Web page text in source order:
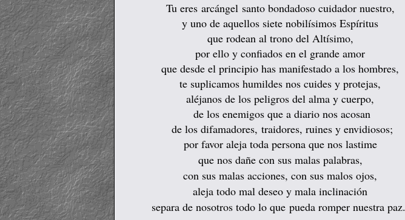
Tu eres arcángel santo bondadoso cuidador nuestro,
y uno de aquellos siete nobilísimos Espíritus
que rodean al trono del Altísimo,
por ello y confiados en el grande amor
que desde el principio has manifestado a los hombres,
te suplicamos humildes nos cuides y protejas,
aléjanos de los peligros del alma y cuerpo,
de los enemigos que a diario nos acosan
de los difamadores, traidores, ruines y envidiosos;
por favor aleja toda persona que nos lastime
que nos dañe con sus malas palabras,
con sus malas acciones, con sus malos ojos,
aleja todo mal deseo y mala inclinación
separa de nosotros todo lo que pueda romper nuestra paz.